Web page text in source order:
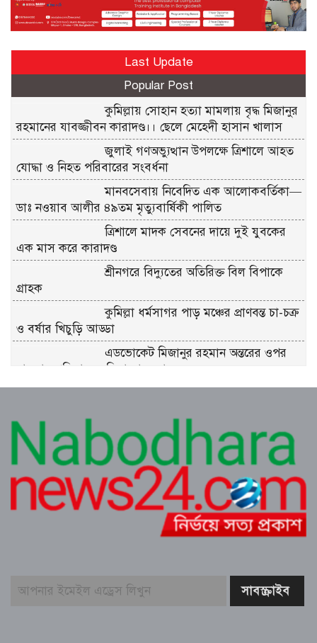
Last Update
Popular Post
কুমিল্লায় সোহান হত্যা মামলায় বৃদ্ধ মিজানুর
রহমানের যাবজ্জীবন কারাদণ্ড।। ছেলে মেহেদী হাসান খালাস
জুলাই গণঅভ্যুত্থান উপলক্ষে ত্রিশালে আহত
যোদ্ধা ও নিহত পরিবারের সংবর্ধনা
মানবসেবায় নিবেদিত এক আলোকবর্তিকা—
ডাঃ নওয়াব আলীর ৪৯তম মৃত্যুবার্ষিকী পালিত
ত্রিশালে মাদক সেবনের দায়ে দুই যুবকের
এক মাস করে কারাদণ্ড
শ্রীনগরে বিদ্যুতের অতিরিক্ত বিল বিপাকে
গ্রাহক
কুমিল্লা ধর্মসাগর পাড় মঞ্চের প্রাণবন্ত চা-চক্র
ও বর্ষার খিচুড়ি আড্ডা
এডভোকেট মিজানুর রহমান অন্তরের ওপর
হামলার প্রতিবাদে কুমিল্লা বারে মানববন্ধন
দোকানে রাখা খালি কলসির ভেতর বড়
গোখরা, আতঙ্ক পাগলা মার্কেটে
মতলবে খাল খননের ২০ লক্ষাধিক টাকা
সরকারি কোষাগারে ফেরত দিয়ে প্রশংসায়
ভাসছেন ইউএনও